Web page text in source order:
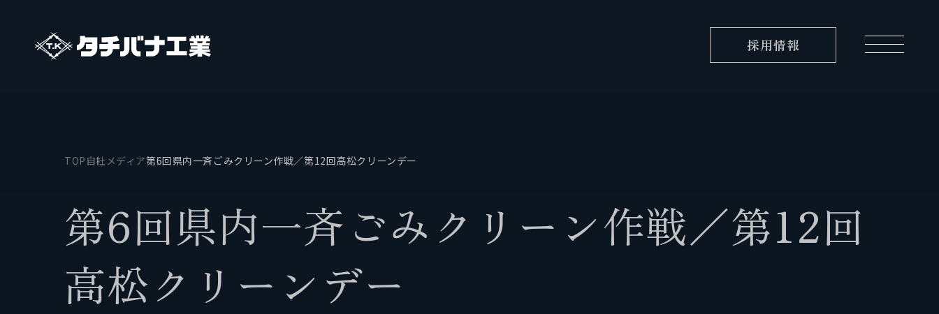
採用情報
タチバナ工業について
タチバナ工業の強み
事業紹介 実績紹介
TOP 自社メディア第6回県内一斉ごみクリーン作戦／第12回高松クリーンデー
第6回県内一斉ごみ ク リ ー ン作戦／第12回
高松ク リ ー ンデー